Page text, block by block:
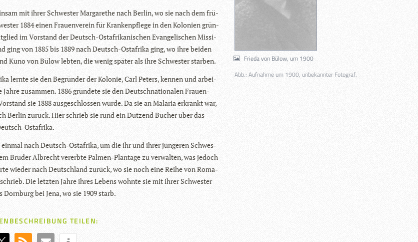
mit ihrer Schwes­ter Mar­ga­re­the nach Ber­lin, wo sie nach dem frü­
1884 einen Frau­en­ver­ein für Kran­ken­pflege in den Kolo­nien grün­
im Vor­stand der Deutsch-Ost­afri­ka­ni­schen Evan­ge­li­schen Mis­si­
ging von 1885 bis 1889 nach Deutsch-Ost­afrika ging, wo ihre bei­den
Kuno von Bülow leb­ten, die wenig spä­ter als ihre Schwes­ter starben.
lernte sie den Begrün­der der Kolo­nie, Carl Peters, ken­nen und arbei­
zusam­men. 1886 grün­dete sie den Deutsch­na­tio­na­len Frau­en­
sie 1888 aus­ge­schlos­sen wurde. Da sie an Mala­ria erkrankt war,
Ber­lin zurück. Hier schrieb sie rund ein Dut­zend Bücher über das
Ostafrika.
ein­mal nach Deutsch-Ost­afrika, um die ihr und ihrer jün­ge­ren Schwes­
Bru­der Albrecht ver­erbte Pal­men-Plan­tage zu ver­wal­ten, was jedoch
wie­der nach Deutsch­land zurück, wo sie noch eine Reihe von Roma­
Die letz­ten Jahre ihres Lebens wohnte sie mit ihrer Schwes­ter
Dorn­burg bei Jena, wo sie 1909 starb.
TEILEN:
Frieda von Bülow, um 1900
Abb.: Aufnahme um 1900, unbekannter Fotograf.